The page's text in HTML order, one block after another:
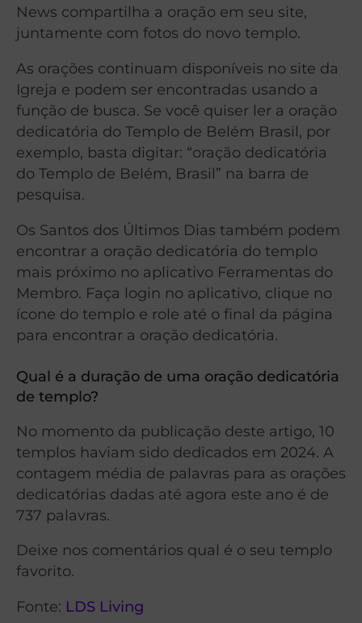
News compartilha a oração em seu site,
juntamente com fotos do novo templo.
As orações continuam disponíveis no site da
Igreja e podem ser encontradas usando a
função de busca. Se você quiser ler a oração
dedicatória do Templo de Belém Brasil, por
exemplo, basta digitar: “oração dedicatória
do Templo de Belém, Brasil” na barra de
pesquisa.
Os Santos dos Últimos Dias também podem
encontrar a oração dedicatória do templo
mais próximo no aplicativo Ferramentas do
Membro. Faça login no aplicativo, clique no
ícone do templo e role até o final da página
para encontrar a oração dedicatória.
Qual é a duração de uma oração dedicatória
de templo?
No momento da publicação deste artigo, 10
templos haviam sido dedicados em 2024. A
contagem média de palavras para as orações
dedicatórias dadas até agora este ano é de
737 palavras.
Deixe nos comentários qual é o seu templo
favorito.
Fonte: LDS Living